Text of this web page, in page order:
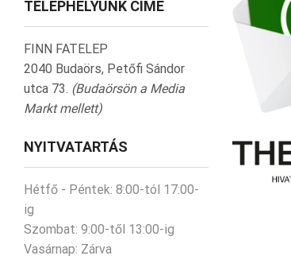
TELEPHELYÜNK CÍME
FINN FATELEP
2040 Budaörs, Petőfi Sándor
utca 73. (Budaörsön a Media
Markt mellett)
NYITVATARTÁS
Hétfő - Péntek: 8:00-tól 17:00-
ig
Szombat: 9:00-től 13:00-ig
Vasárnap: Zárva